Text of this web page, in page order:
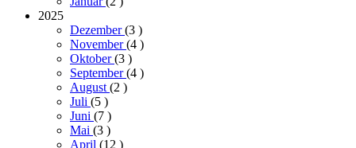
2025
Dezember(3 )
November(4 )
Oktober(3 )
September(4 )
August (2 )
Juli (5 )
Juni (7 )
Mai (3 )
April (12 )